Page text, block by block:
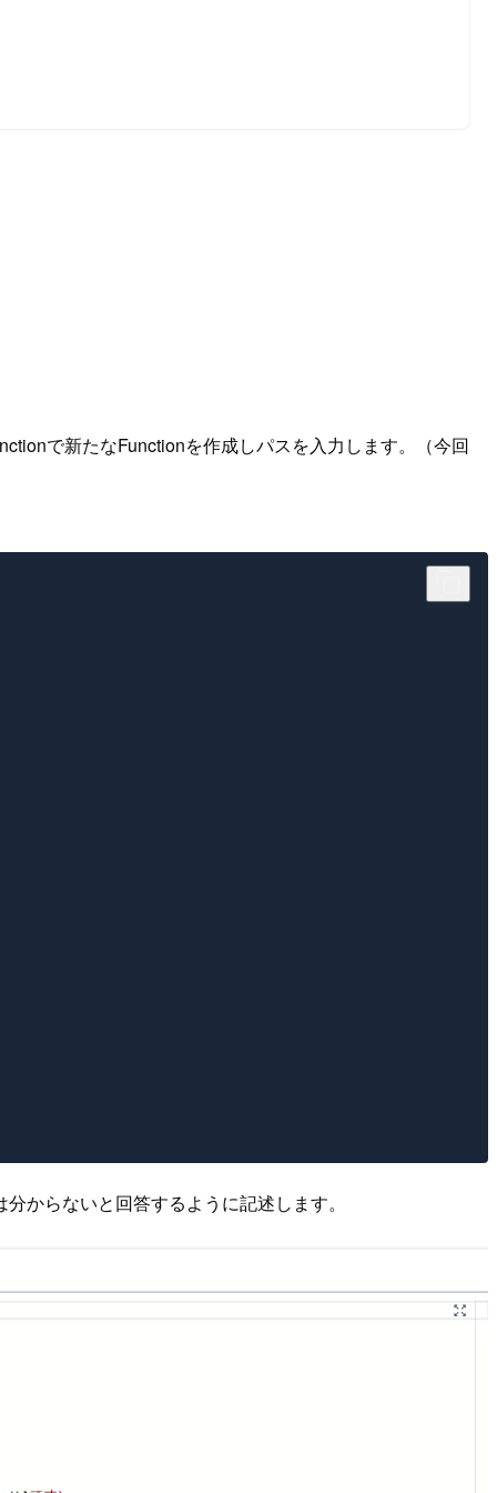
で新たなFunctionを作成しパスを入力します。（今回
からないと回答するように記述します。